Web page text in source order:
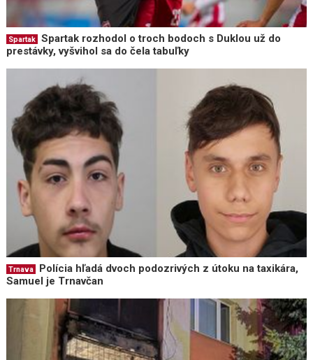
Spartak
Spartak rozhodol o troch bodoch s Duklou už do
prestávky, vyšvihol sa do čela tabuľky
Trnava
Polícia hľadá dvoch podozrivých z útoku na taxikára,
Samuel je Trnavčan